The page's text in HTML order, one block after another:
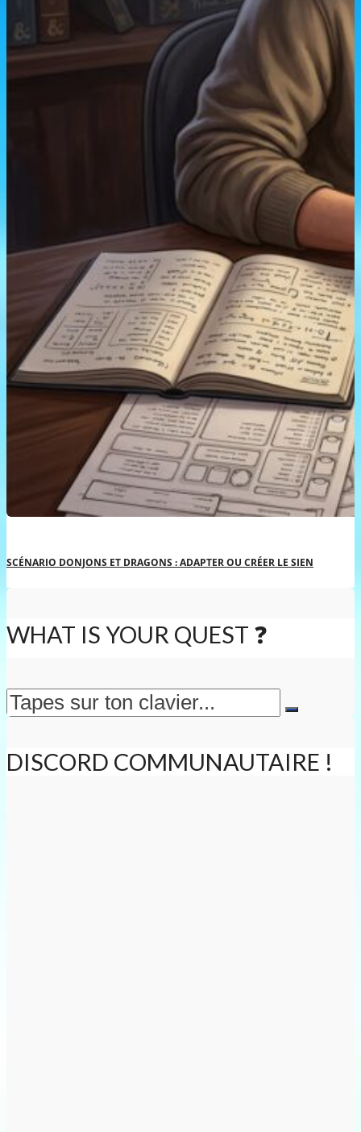
SCÉNARIO DONJONS ET DRAGONS : ADAPTER OU CRÉER LE SIEN
WHAT IS YOUR QUEST ❓
DISCORD COMMUNAUTAIRE !